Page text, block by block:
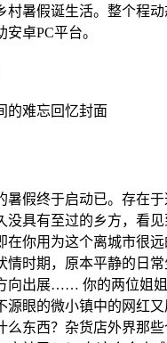
村暑假诞生活。整个程
卓PC平台。
暑假终于启动已。存在
没具有至过的乡方，看
在你用为这个离城市很
情时期，原本平静的日
向出展…… 你的两位姐
源眼的微小镇中的网红
么东西？杂货店外界那